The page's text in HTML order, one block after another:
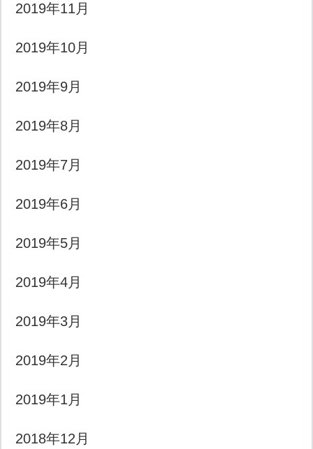
2019年11月
2019年10月
2019年9月
2019年8月
2019年7月
2019年6月
2019年5月
2019年4月
2019年3月
2019年2月
2019年1月
2018年12月